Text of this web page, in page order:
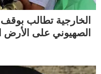
الخارجية تطالب بوقف
الصهيوني على الأرض